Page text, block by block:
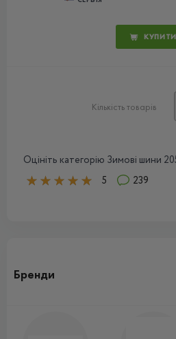
КУПИТИ
Кількість товарів
Оцініть категорію Зимові шини
5
239
Бренди